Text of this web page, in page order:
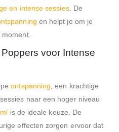
en intense sessies. De
en helpt je om je
moment.
voor Intense
ontspanning, een krachtige
naar een hoger niveau
is de ideale keuze. De
effecten zorgen ervoor dat